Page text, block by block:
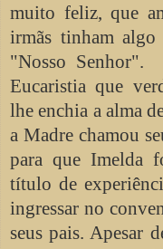
muito feliz, que
irmãs tinham
"Nosso Senhor".
Eucaristia que
lhe enchia a alma
a Madre chamou
para que Imelda
título de
ingressar no
seus pais. Apesar